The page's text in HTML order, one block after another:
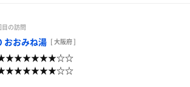
目の訪問
おおみね湯 [ 大阪府 ]